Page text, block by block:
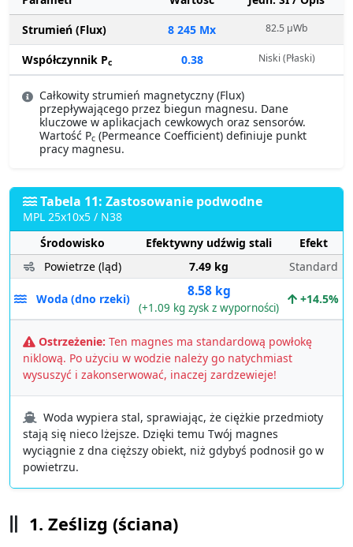
Strumień (Flux)
8 245 Mx 82.5 µWb
Współczynnik Pc 0.38 Niski (Płaski)
Całkowity strumień magnetyczny (Flux)
przepływającego przez biegun magnesu. Dane
kluczowe w aplikacjach cewkowych oraz sensorów.
Wartość Pc (Permeance Coefficient) definiuje punkt
pracy magnesu.
Tabela 11: Zastosowanie podwodne
MPL 25x10x5 / N38
Środowisko
Efektywny udźwig stali
Efekt
Powietrze (ląd)
7.49 kg Standard
Woda (dno rzeki) 8.58 kg
(+1.09 kg zysk z wyporności)
+14.5%
Ostrzeżenie: Ten magnes ma standardową powłokę
niklową. Po użyciu w wodzie należy go natychmiast
wysuszyć i zakonserwować, inaczej zardzewieje!
Woda wypiera stal, sprawiając, że ciężkie przedmioty
stają się nieco lżejsze. Dzięki temu Twój magnes
wyciągnie z dna cięższy obiekt, niż gdybyś podnosił go w
powietrzu.
1. Ześlizg (ściana)